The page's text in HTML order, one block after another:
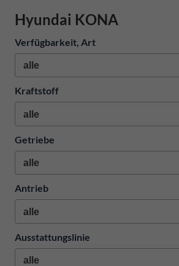
Hyundai KONA
Verfügbarkeit, Art
Kraftstoff
Getriebe
Antrieb
Ausstattungslinie